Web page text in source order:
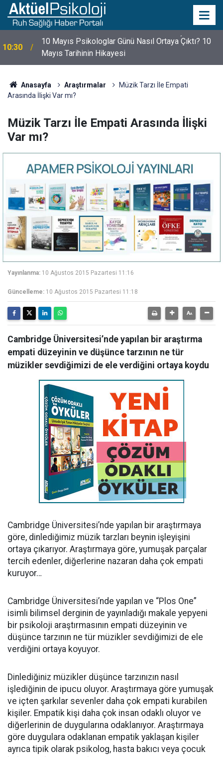
10:30
10 Mayıs Psikologlar Günü Nasıl Ortaya Çıktı? 10
Mayıs Tarihinin Hikayesi
Anasayfa Araştırmalar
Müzik Tarzı İle Empati
Arasında İlişki Var mı?
Müzik Tarzı İle Empati Arasında İlişki
Var mı?
Yayınlanma: 10 Ağustos 2015 Pazartesi 11:16
Güncelleme: 10 Ağustos 2015 Pazartesi 11:18
Cambridge Üniversitesi’nde yapılan bir araştırma
empati düzeyinin ve düşünce tarzının ne tür
müzikler sevdiğimizi de ele verdiğini ortaya koydu
Cambridge Üniversitesi’nde yapılan bir araştırmaya
göre, dinlediğimiz müzik tarzları beynin işleyişini
ortaya çıkarıyor. Araştırmaya göre, yumuşak parçalar
tercih edenler, diğerlerine nazaran daha çok empati
kuruyor…
Cambridge Üniversitesi’nde yapılan ve “Plos One”
isimli bilimsel derginin de yayınladığı makale yepyeni
bir psikoloji araştırmasının empati düzeyinin ve
düşünce tarzının ne tür müzikler sevdiğimizi de ele
verdiğini ortaya koyuyor.
Dinlediğiniz müzikler düşünce tarzınızın nasıl
işlediğinin de ipucu oluyor. Araştırmaya göre yumuşak
ve içten şarkılar sevenler daha çok empati kurabilen
kişiler. Empatik kişi daha çok insan odaklı oluyor ve
diğerlerinin de duygularına odaklanıyor. Araştırmaya
göre duygulara odaklanan empatik yaklaşan kişiler
ayrıca tipik olarak psikolog, hasta bakıcı veya çocuk